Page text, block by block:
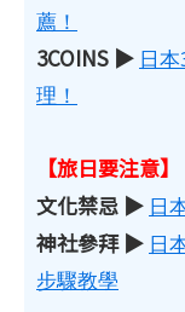
薦！
3COINS ▶ 日
理！
【旅日要注意】
文化禁忌 ▶ 日
神社參拜 ▶ 日
步驟教學